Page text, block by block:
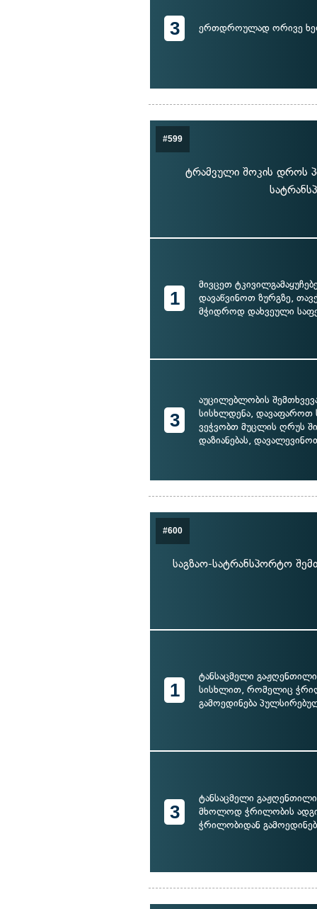
3 ერთდროულად ორივე
#599
ტრამვული შოკის დროს
1
მივცეთ
დავაწვინოთ ზურგზე,
მჭიდროდ დახვეული
3
აუცილებლობის
სისხლდენა, დავაფაროთ
ვეჭვობთ მუცლის ღრუს
დაზიანებას,
#600
საგზაო-სატრანსპორტო
1
ტანსაცმელი
სისხლით, რომელიც
გამოედინება
3
ტანსაცმელი
მხოლოდ ჭრილობის
ჭრილობიდან